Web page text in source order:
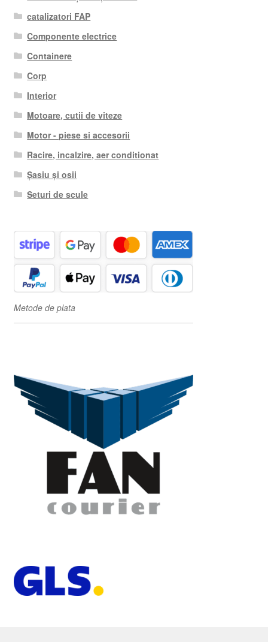
catalizatori FAP
Componente electrice
Containere
Corp
Interior
Motoare, cutii de viteze
Motor - piese si accesorii
Racire, incalzire, aer conditionat
Șasiu și osii
Seturi de scule
Metode de plata